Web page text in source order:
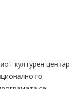
културен центар
го